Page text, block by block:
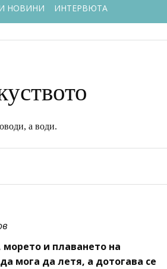
НОВИНИ ИНТЕРВЮТА
а води.
и плаването на
мога да летя, а дотогава се